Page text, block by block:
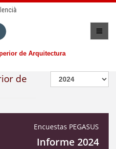
de Arquitectura
de
Encuestas PEGASUS
Informe 2024